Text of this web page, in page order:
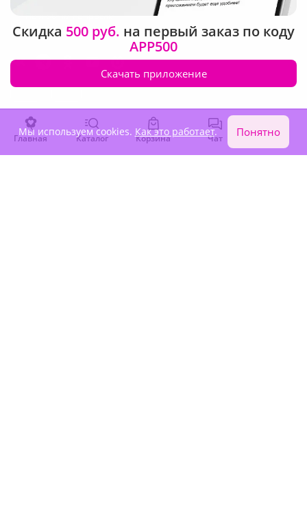
info@rus-buket.ru
Главная Каталог Корзина Чат Войти
Скидка 500 руб. на первый заказ по коду
APP500
Скачать приложение
Мы используем cookies. Как это работает. Понятно